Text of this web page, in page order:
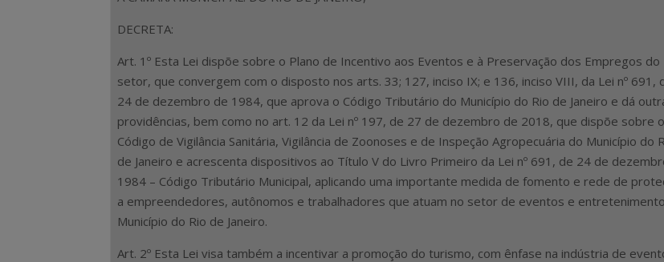
DECRETA:
Art. 1º Esta Lei dispõe sobre o Plano de Incentivo aos Eventos e à Preservação dos Empregos do
setor, que convergem com o disposto nos arts. 33; 127, inciso IX; e 136, inciso VIII, da Lei nº 691,
24 de dezembro de 1984, que aprova o Código Tributário do Município do Rio de Janeiro e dá
providências, bem como no art. 12 da Lei nº 197, de 27 de dezembro de 2018, que dispõe sobre o
Código de Vigilância Sanitária, Vigilância de Zoonoses e de Inspeção Agropecuária do Município do
de Janeiro e acrescenta dispositivos ao Título V do Livro Primeiro da Lei nº 691, de 24 de
1984 – Código Tributário Municipal, aplicando uma importante medida de fomento e rede de
a empreendedores, autônomos e trabalhadores que atuam no setor de eventos e
Município do Rio de Janeiro.
Art. 2º Esta Lei visa também a incentivar a promoção do turismo, com ênfase na indústria de